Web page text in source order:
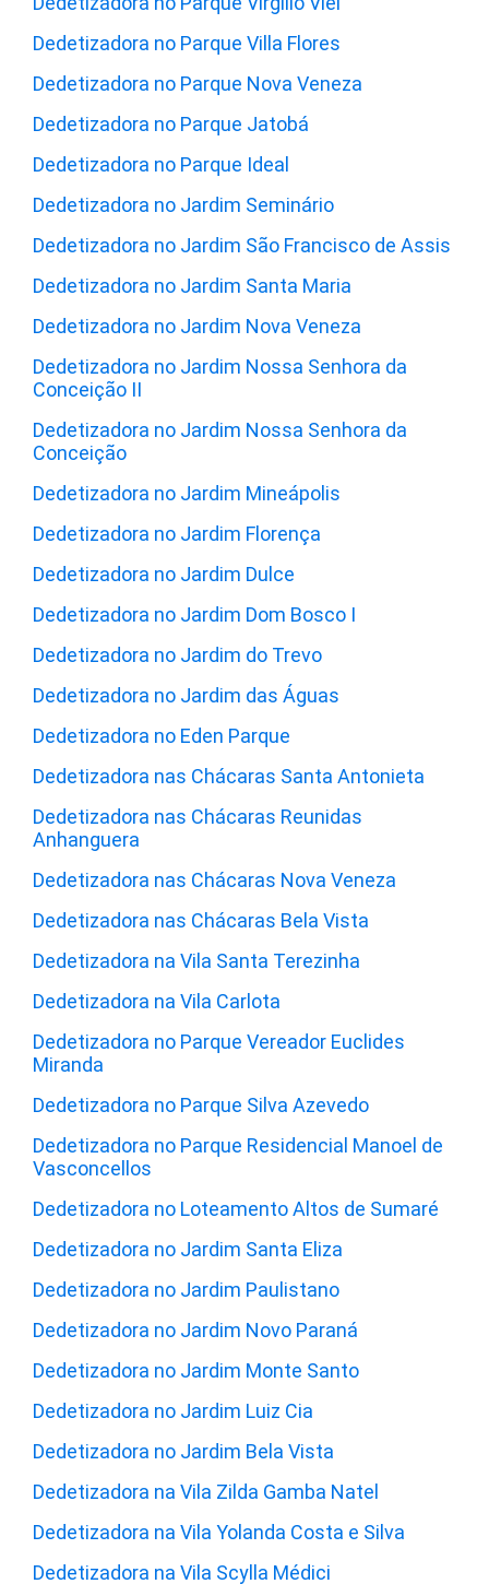
Dedetizadora no Parque Villa Flores
Dedetizadora no Parque Nova Veneza
Dedetizadora no Parque Jatobá
Dedetizadora no Parque Ideal
Dedetizadora no Jardim Seminário
Dedetizadora no Jardim São Francisco de Assis
Dedetizadora no Jardim Santa Maria
Dedetizadora no Jardim Nova Veneza
Dedetizadora no Jardim Nossa Senhora da
Conceição II
Dedetizadora no Jardim Nossa Senhora da
Conceição
Dedetizadora no Jardim Mineápolis
Dedetizadora no Jardim Florença
Dedetizadora no Jardim Dulce
Dedetizadora no Jardim Dom Bosco I
Dedetizadora no Jardim do Trevo
Dedetizadora no Jardim das Águas
Dedetizadora no Eden Parque
Dedetizadora nas Chácaras Santa Antonieta
Dedetizadora nas Chácaras Reunidas
Anhanguera
Dedetizadora nas Chácaras Nova Veneza
Dedetizadora nas Chácaras Bela Vista
Dedetizadora na Vila Santa Terezinha
Dedetizadora na Vila Carlota
Dedetizadora no Parque Vereador Euclides
Miranda
Dedetizadora no Parque Silva Azevedo
Dedetizadora no Parque Residencial Manoel de
Vasconcellos
Dedetizadora no Loteamento Altos de Sumaré
Dedetizadora no Jardim Santa Eliza
Dedetizadora no Jardim Paulistano
Dedetizadora no Jardim Novo Paraná
Dedetizadora no Jardim Monte Santo
Dedetizadora no Jardim Luiz Cia
Dedetizadora no Jardim Bela Vista
Dedetizadora na Vila Zilda Gamba Natel
Dedetizadora na Vila Yolanda Costa e Silva
Dedetizadora na Vila Scylla Médici